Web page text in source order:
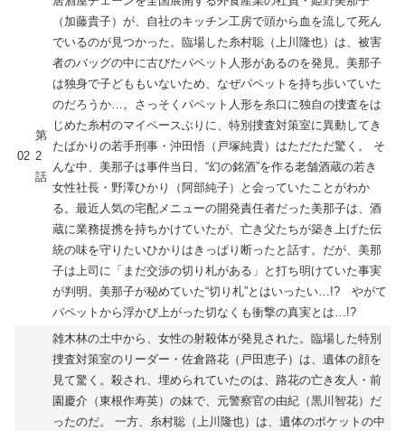
02
第
2
話
（加藤貴子）が、自社のキッチン工房で頭から血を流して死ん
でいるのが見つかった。臨場した糸村聡（上川隆也）は、被害
者のバッグの中に古びたパペット人形があるのを発見。美那子
は独身で子どももいないため、なぜパペットを持ち歩いていた
のだろうか…。さっそくパペット人形を糸口に独自の捜査をは
じめた糸村のマイペースぶりに、特別捜査対策室に異動してき
たばかりの若手刑事・沖田悟（戸塚純貴）はただただ驚く。 そ
んな中、美那子は事件当日、“幻の銘酒”を作る老舗酒蔵の若き
女性社長・野澤ひかり（阿部純子）と会っていたことがわか
る。最近人気の宅配メニューの開発責任者だった美那子は、酒
蔵に業務提携を持ちかけていたが、亡き父たちが築き上げた伝
統の味を守りたいひかりはきっぱり断ったと話す。だが、美那
子は上司に「まだ交渉の切り札がある」と打ち明けていた事実
が判明。美那子が秘めていた“切り札”とはいったい…!? やがて
パペットから浮かび上がった切なくも衝撃の真実とは…!?
雑木林の土中から、女性の射殺体が発見された。臨場した特別
捜査対策室のリーダー・佐倉路花（戸田恵子）は、遺体の顔を
見て驚く。殺され、埋められていたのは、路花の亡き友人・前
園慶介（東根作寿英）の妹で、元警察官の由紀（黒川智花）だ
ったのだ。 一方、糸村聡（上川隆也）は、遺体のポケットの中